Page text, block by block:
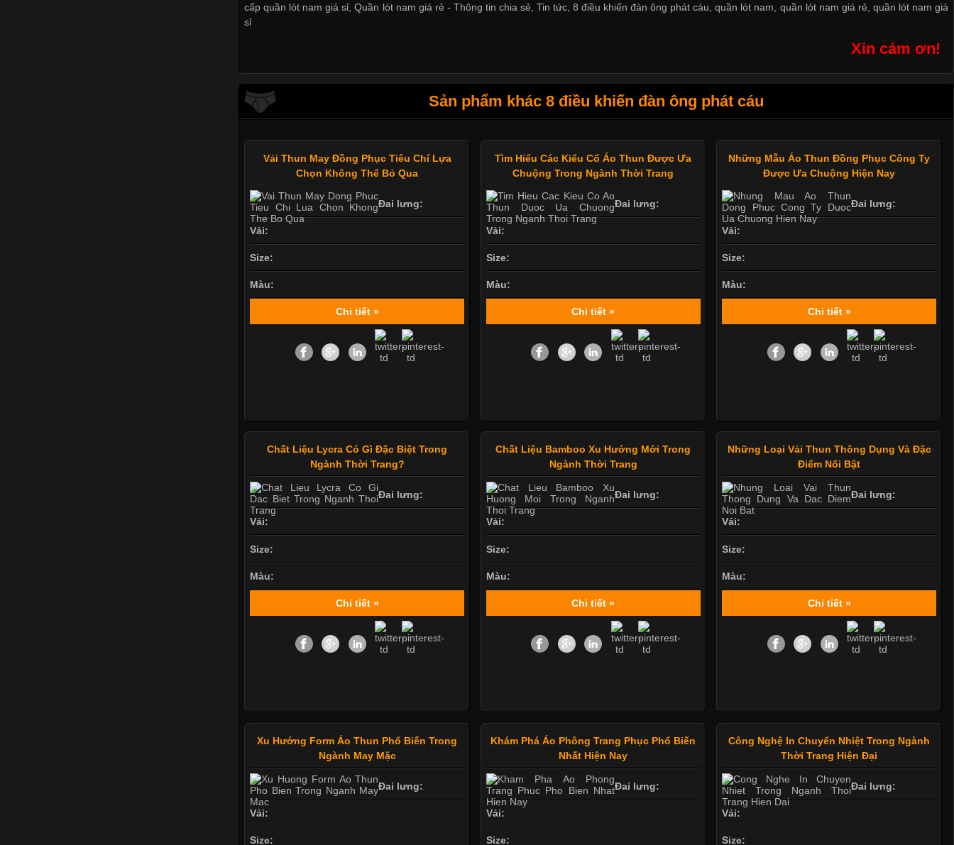
cấp quần lót nam giá sỉ ,Quần lót nam giá rẻ - Thông tin chia sẻ Tin tức,8 điều khiến đàn ông phát cáu ,quần lót nam quần lót nam giá rẻ quần lót nam giá
sỉ
Xin cám ơn!
Sản phẩm khác 8 điều khiến đàn ông phát cáu
Vải Thun May Đồng Phục Tiêu Chí Lựa
Chọn Không Thể Bỏ Qua
Đai lưng:
Vải:
Size:
Màu:
Chi tiết »
Tìm Hiểu Các Kiểu Cổ Áo Thun Được Ưa
Chuộng Trong Ngành Thời Trang
Đai lưng:
Vải:
Size:
Màu:
Chi tiết »
Những Mẫu Áo Thun Đồng Phục Công Ty
Được Ưa Chuộng Hiện Nay
Đai lưng:
Vải:
Size:
Màu:
Chi tiết »
Chất Liệu Lycra Có Gì Đặc Biệt Trong
Ngành Thời Trang?
Đai lưng:
Vải:
Size:
Màu:
Chi tiết »
Chất Liệu Bamboo Xu Hướng Mới Trong
Ngành Thời Trang
Đai lưng:
Vải:
Size:
Màu:
Chi tiết »
Những Loại Vải Thun Thông Dụng Và Đặc
Điểm Nổi Bật
Đai lưng:
Vải:
Size:
Màu:
Chi tiết »
Xu Hướng Form Áo Thun Phổ Biến Trong
Ngành May Mặc
Đai lưng:
Vải:
Size:
Khám Phá Áo Phông Trang Phục Phổ Biến
Nhất Hiện Nay
Đai lưng:
Vải:
Size:
Công Nghệ In Chuyển Nhiệt Trong Ngành
Thời Trang Hiện Đại
Đai lưng:
Vải:
Size: